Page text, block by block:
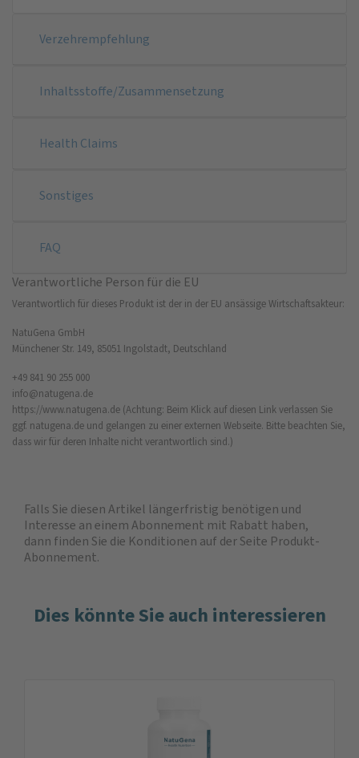
Verzehrempfehlung
Inhaltsstoffe/Zusammensetzung
Health Claims
Sonstiges
FAQ
Verantwortliche Person für die EU
Verantwortlich für dieses Produkt ist der in der EU ansässige Wirtschaftsakteur:
NatuGena GmbH
Münchener Str. 149, 85051 Ingolstadt, Deutschland
+49 841 90 255 000
info@natugena.de
https://www.natugena.de (Achtung: Beim Klick auf diesen Link verlassen Sie
ggf. natugena.de und gelangen zu einer externen Webseite. Bitte beachten Sie,
dass wir für deren Inhalte nicht verantwortlich sind.)
Falls Sie diesen Artikel längerfristig benötigen und
Interesse an einem Abonnement mit Rabatt haben,
dann finden Sie die Konditionen auf der Seite Produkt-
Abonnement.
Dies könnte Sie auch interessieren